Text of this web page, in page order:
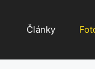
Články